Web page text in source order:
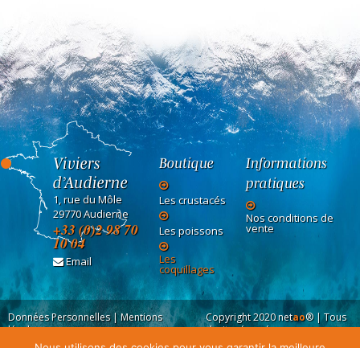
Viviers
d’Audierne
1, rue du Môle
29770 Audierne
+33 (0)2 98 70
10 04
Email
Boutique
Les crustacés
Les poissons
Les
coquillages
Informations
pratiques
Nos conditions de
vente
Données Personnelles| Mentions
légales
Copyright 2020netao®| Tous
droits réservés